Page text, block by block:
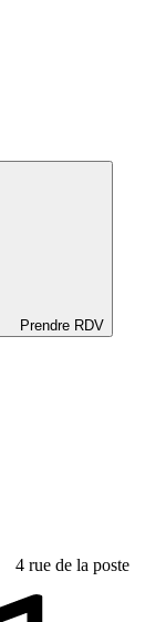
Prendre RDV
4 rue de la poste